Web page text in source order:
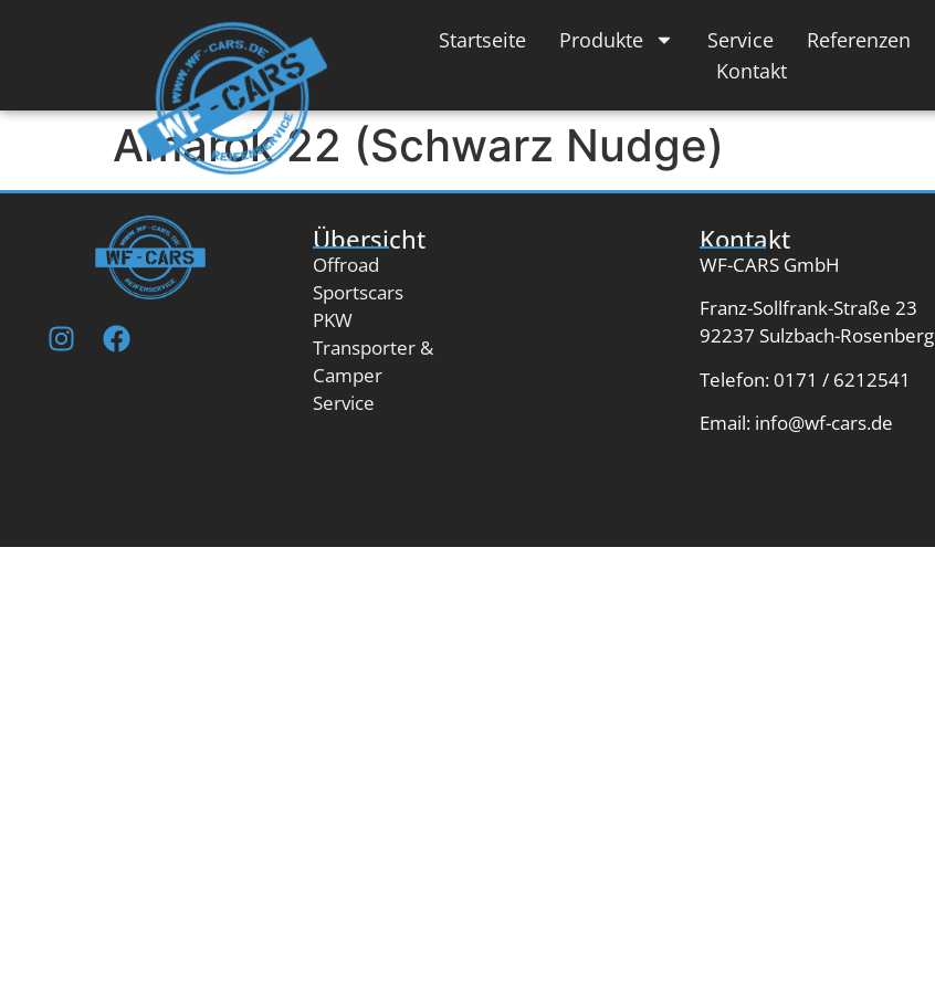
Startseite Produkte Service Referenzen
Kontakt
Amarok 22 (Schwarz Nudge)
Übersicht
Offroad
Sportscars
PKW
Transporter &
Camper
Service
Kontakt
WF-CARS GmbH
Franz-Sollfrank-Straße 23
92237 Sulzbach-Rosenberg
Telefon: 0171 / 6212541
Email: info@wf-cars.de